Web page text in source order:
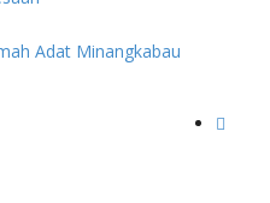
Adat Minangkabau